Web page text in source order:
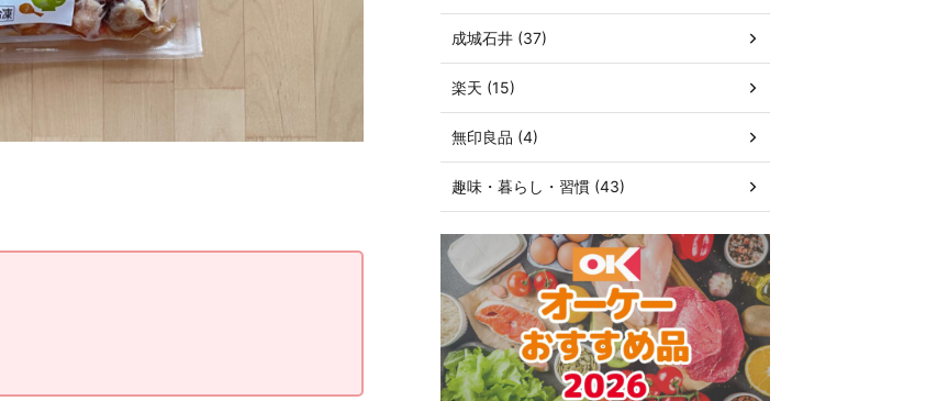
成城石井 (37)
楽天 (15)
無印良品 (4)
趣味・暮らし・習慣 (43)